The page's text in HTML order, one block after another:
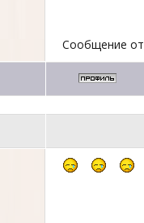
Сообщение